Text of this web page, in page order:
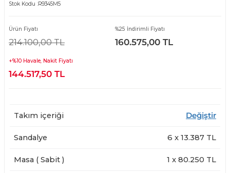
Stok Kodu :R9345M5
Ürün Fiyatı
214.100,00 TL
%25 İndirimli Fiyatı
160.575,00 TL
+%10 Havale, Nakit Fiyatı
144.517,50 TL
Takım içeriği Değiştir
Sandalye 6 x 13.387TL
Masa ( Sabit ) 1 x 80.250 TL